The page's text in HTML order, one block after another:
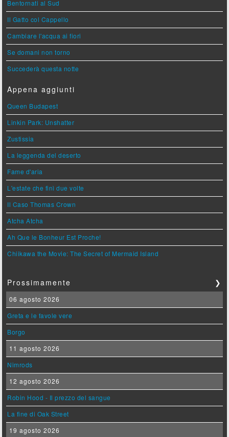
Bentornati al Sud
Il Gatto col Cappello
Cambiare l'acqua ai fiori
Se domani non torno
Succederà questa notte
Appena aggiunti
Queen Budapest
Linkin Park: Unshatter
Zustissia
La leggenda del deserto
Fame d'aria
L'estate che finì due volte
Il Caso Thomas Crown
Atcha Atcha
Ah Que le Bonheur Est Proche!
Chiikawa the Movie: The Secret of Mermaid Island
Prossimamente ❯
06 agosto 2026
Greta e le favole vere
Borgo
11 agosto 2026
Nimrods
12 agosto 2026
Robin Hood - Il prezzo del sangue
La fine di Oak Street
19 agosto 2026